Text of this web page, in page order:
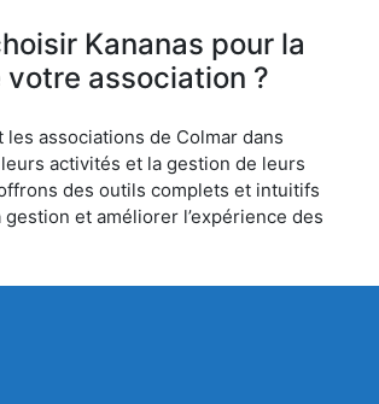
Kananas pour la
association ?
les associations de Colmar dans
leurs activités et la gestion de leurs
des outils complets et intuitifs
et améliorer l’expérience des